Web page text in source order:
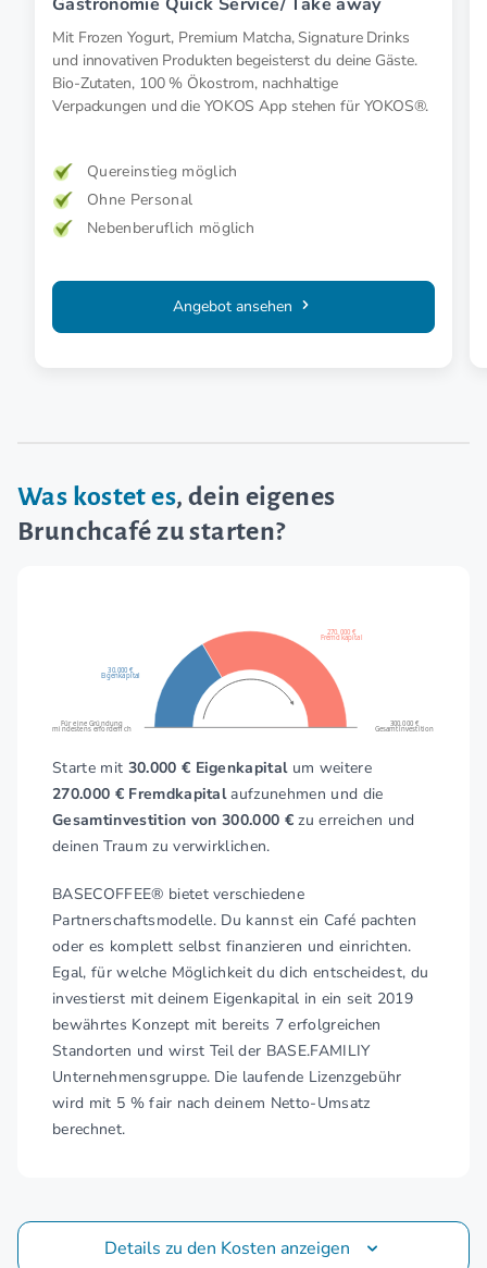
Mit Frozen Yogurt, Premium Matcha, Signature Drinks
und innovativen Produkten begeisterst du deine Gäste.
Bio-Zutaten, 100 % Ökostrom, nachhaltige
Verpackungen und die YOKOS App stehen für YOKOS®.
Quereinstieg möglich
Ohne Personal
Nebenberuflich möglich
Angebot ansehen
Was kostet es, dein eigenes
Brunchcafé zu starten?
270.000 €
Fremdkapital
30.000 €
Eigenkapital
Für eine Gründung
mindestens erforderlich
300.000 €
Gesamtinvestition
Starte mit 30.000 € Eigenkapitalum weitere
270.000 € Fremdkapitalaufzunehmen und die
Gesamtinvestition von 300.000 € zu erreichen und
deinen Traum zu verwirklichen.
BASECOFFEE® bietet verschiedene
Partnerschaftsmodelle. Du kannst ein Café pachten
oder es komplett selbst finanzieren und einrichten.
Egal, für welche Möglichkeit du dich entscheidest, du
investierst mit deinem Eigenkapital in ein seit 2019
bewährtes Konzept mit bereits 7 erfolgreichen
Standorten und wirst Teil der BASE.FAMILIY
Unternehmensgruppe. Die laufende Lizenzgebühr
wird mit 5 % fair nach deinem Netto-Umsatz
berechnet.
Details zu den Kosten anzeigen